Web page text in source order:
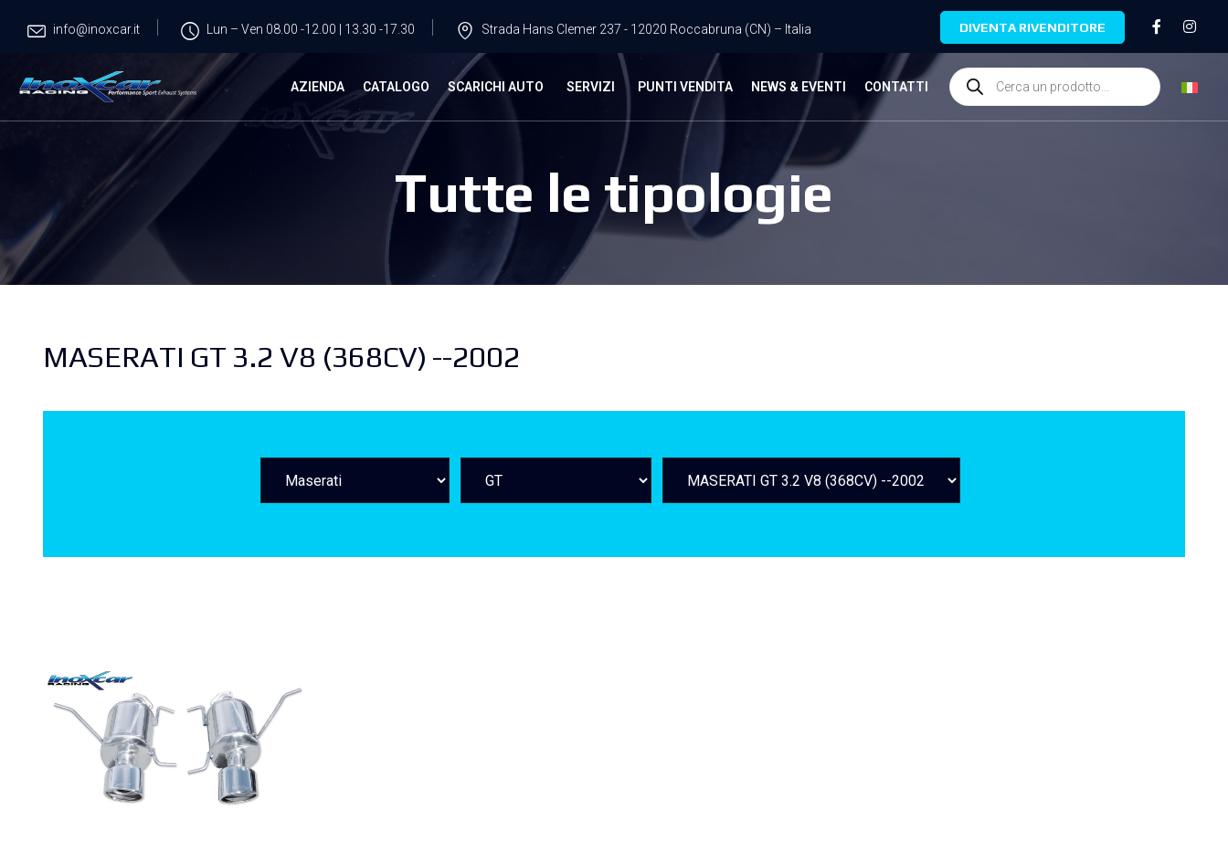
info@inoxcar.it Lun – Ven 08.00 -12.00 | 13.30 -17.30 Strada Hans Clemer 237 - 12020 Roccabruna (CN) – Italia DIVENTA RIVENDITORE
AZIENDA CATALOGO SCARICHI AUTO SERVIZI PUNTI VENDITA NEWS & EVENTI CONTATTI
Tutte le tipologie
MASERATI GT 3.2 V8 (368CV) --2002